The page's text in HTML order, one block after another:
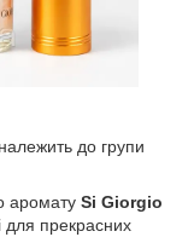
до групи
аромату Si Giorgio
прекрасних